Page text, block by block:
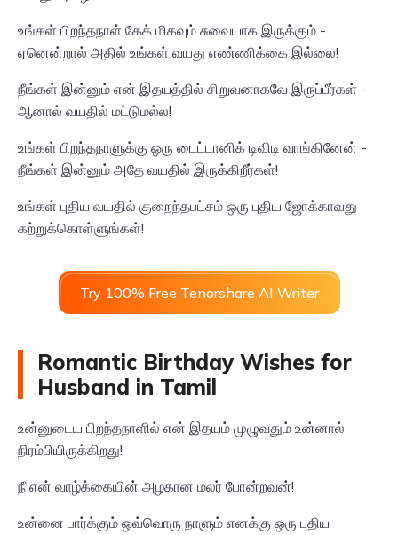
உங்கள் பிறந்தநாள் கேக் மிகவும் சுவையாக இருக்கும் -
ஏனென்றால் அதில் உங்கள் வயது எண்ணிக்கை இல்லை!
நீங்கள் இன்னும் என் இதயத்தில் சிறுவனாகவே இருப்பீர்கள் -
ஆனால் வயதில் மட்டுமல்ல!
உங்கள் பிறந்தநாளுக்கு ஒரு டைட்டானிக் டிவிடி வாங்கினேன் -
நீங்கள் இன்னும் அதே வயதில் இருக்கிறீர்கள்!
உங்கள் புதிய வயதில் குறைந்தபட்சம் ஒரு புதிய ஜோக்காவது
கற்றுக்கொள்ளுங்கள்!
Try 100% Free Tenorshare AI Writer
Romantic Birthday Wishes for
Husband in Tamil
உன்னுடைய பிறந்தநாளில் என் இதயம் முழுவதும் உன்னால்
நிரம்பியிருக்கிறது!
நீ என் வாழ்க்கையின் அழகான மலர் போன்றவன்!
உன்னை பார்க்கும் ஒவ்வொரு நாளும் எனக்கு ஒரு புதிய